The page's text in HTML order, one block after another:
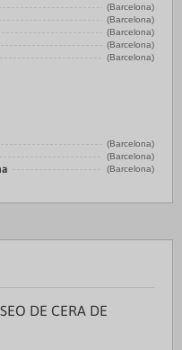
(Barcelona)
(Barcelona)
(Barcelona)
(Barcelona)
(Barcelona)
(Barcelona)
(Barcelona)
(Barcelona)
DE CERA DE